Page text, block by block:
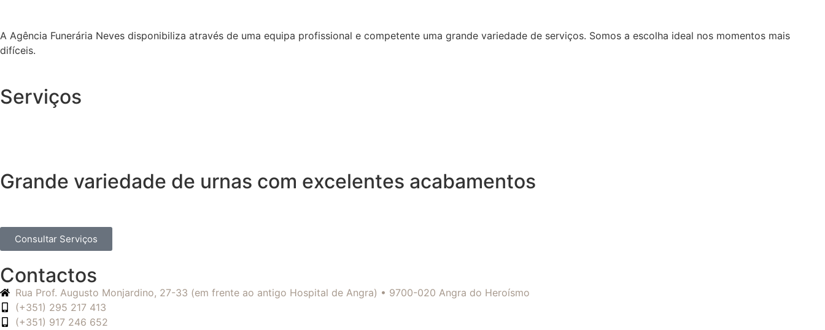
A Agência Funerária Neves disponibiliza através de uma equipa profissional e competente uma grande variedade de serviços. Somos a escolha ideal nos momentos mais
difíceis.
Serviços
Grande variedade de urnas com excelentes acabamentos
Consultar Serviços
Contactos
Rua Prof. Augusto Monjardino, 27-33 (em frente ao antigo Hospital de Angra) • 9700-020 Angra do Heroísmo
(+351) 295 217 413
(+351) 917 246 652